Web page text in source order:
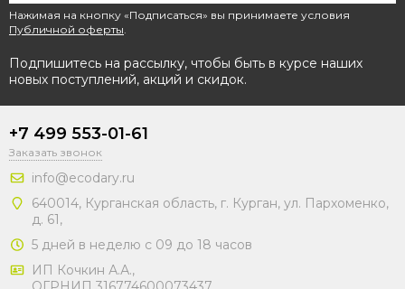
Нажимая на кнопку «Подписаться» вы принимаете условия
Публичной оферты.
Подпишитесь на рассылку, чтобы быть в курсе наших
новых поступлений, акций и скидок.
+7 499 553-01-61
Заказать звонок
info@ecodary.ru
640014, Курганская область, г. Курган, ул. Пархоменко,
д. 61,
5 дней в неделю с 09 до 18 часов
ИП Кочкин А.А.,